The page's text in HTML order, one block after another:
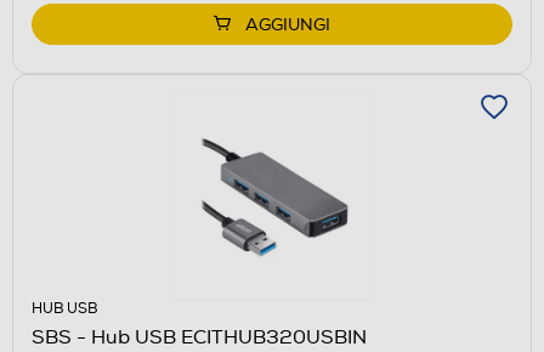
AGGIUNGI
HUB USB
SBS - Hub USB ECITHUB320USBIN